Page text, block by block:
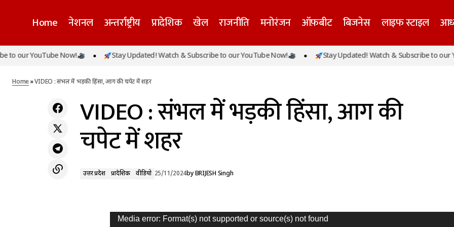
Home नेशनल अन्तर्राष्ट्रीय प्रादेशिक खेल राजनीति मनोरंजन ऑफ़बीट बिजनेस लाइफ स्टाइल
मुख्यमंत्री योगी आदित्यनाथ एक दिवसीय दौरे के लिए
VIDEO : संभल में भड़की हिंसा, आग की चपेट
YouTube Now! Stay Updated! Watch & Subscribe to our YouTube Now! Stay Updated! Watch & Subscribe to our
Home»VIDEO : संभल में भड़की हिंसा, आग की चपेट में शहर
VIDEO : संभल में भड़की हिंसा, आग की
चपेट में शहर
उत्तर प्रदेश प्रादेशिक वीडियो 25/11/2024by BRIJESH Singh
Media error: Format(s) not supported or source(s) not found